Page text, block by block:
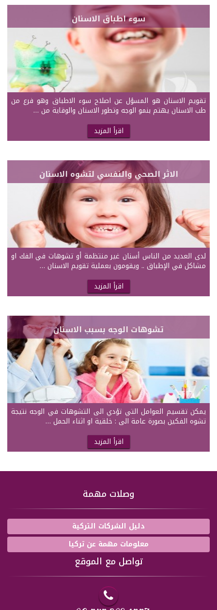
سوء اطباق الاسنان
تقويم الاسنان هو المسؤل عن اصلاح سوء الاطباق وهو فرع من
طب الاسنان يهتم بنمو الوجه وتطور الاسنان والوقاية من …
اقرأ المزيد
الاثر الصحي والنفسي لتشوه الاسنان
لدى العديد من الناس أسنان غير منتظمة أو تشوهات في الفك او
مشاكل في الإطباق .. ويقومون بعملية تقويم الاسنان …
اقرأ المزيد
تشوهات الوجه بسبب الاسنان
يمكن تقسيم العوامل التي تؤدي الى التشوهات في الوجه نتيجة
تشوه الفكين بصورة عامة الى : خلقية او اثناء الحمل …
اقرأ المزيد
وصلات مهمة
دليل الشركات التركية
معلومات مهمة عن تركيا
تواصل مع الموقع